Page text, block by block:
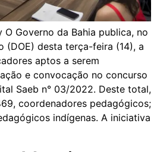
Governo da Bahia publica, no
(DOE) desta terça-feira (14), a
aptos a serem
e convocação no concurso
Saeb n° 03/2022. Deste total,
coordenadores pedagógicos;
indígenas. A iniciativa